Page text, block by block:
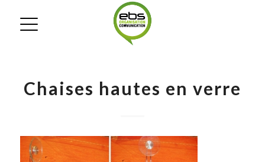
Chaises hautes en verre